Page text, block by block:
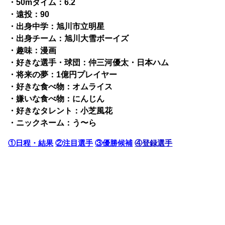
・遠投：90
・出身中学：旭川市立明星
・出身チーム：旭川大雪ボーイズ
・趣味：漫画
・好きな選手・球団：仲三河優太・日本ハム
・将来の夢：1億円プレイヤー
・好きな食べ物：オムライス
・嫌いな食べ物：にんじん
・好きなタレント：小芝風花
・ニックネーム：う〜ら
①日程・結果 ②注目選手 ③優勝候補 ④登録選手